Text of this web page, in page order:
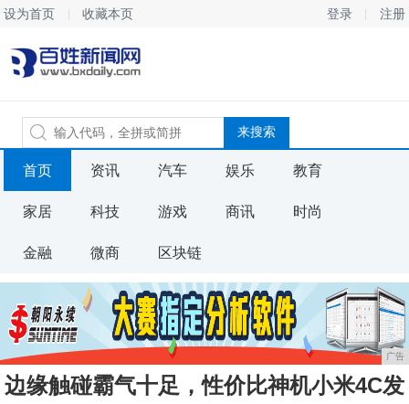
设为首页 收藏本页 登录 注册
首页 资讯 汽车 娱乐 教育
家居 科技 游戏 商讯 时尚
金融 微商 区块链
广告
边缘触碰霸气十足，性价比神机小米4C发